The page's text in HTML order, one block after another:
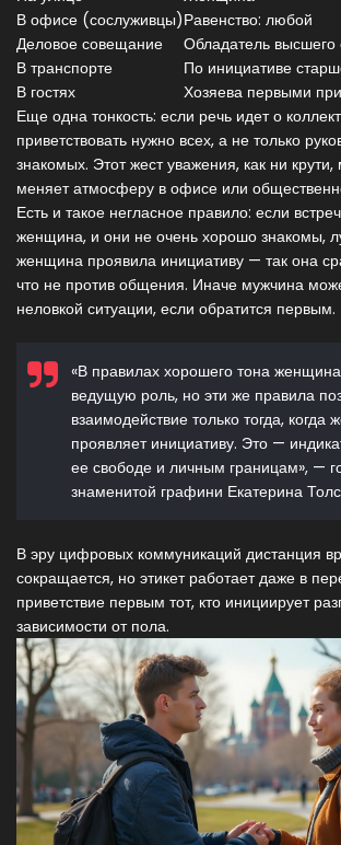
В офисе (сослуживцы)Равенство: любой
Деловое совещание
Обладатель высшего
В транспорте
По инициативе
В гостях
Хозяева первыми
Еще одна тонкость: если речь идет о
приветствовать нужно всех, а не только
знакомых. Этот жест уважения, как ни
меняет атмосферу в офисе или
Есть и такое негласное правило: если
женщина, и они не очень хорошо знакомы,
женщина проявила инициативу — так она
что не против общения. Иначе мужчина
неловкой ситуации, если обратится первым.
«В правилах хорошего тона женщина
ведущую роль, но эти же правила
взаимодействие только тогда, когда
проявляет инициативу. Это —
ее свободе и личным границам», —
знаменитой графини Екатерина
В эру цифровых коммуникаций дистанция
сокращается, но этикет работает даже в
приветствие первым тот, кто инициирует
зависимости от пола.